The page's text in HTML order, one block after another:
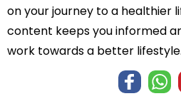
on your journey to a healthier
content keeps you informed
work towards a better lifestyle.